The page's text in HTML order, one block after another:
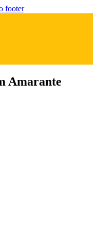
footer
Amarante